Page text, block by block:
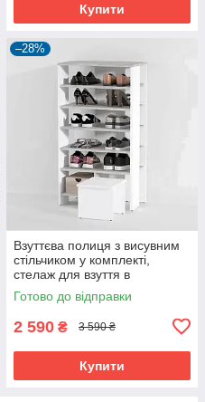
Купити
–28%
Взуттєва полиця з висувним
стільчиком у комплекті,
стелаж для взуття в
передпокій з 6 полицями з
ЛДСП
Готово до відправки
2 590 ₴ 3 590 ₴
Купити